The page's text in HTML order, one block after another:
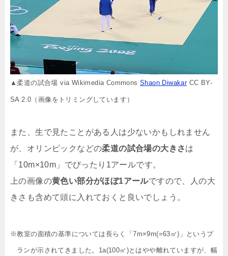
▲柔道の試合場 via Wikimedia Commons Shaon DiwakarCC BY-
SA 2.0（画像をトリミングしています）
また、生で見たことがある人は少ないかもしれません
が、オリンピックなどの柔道の試合場の大きさは
「10m×10m」でぴったり1アールです。
上の画像の黄色い部分がほぼ1アールですので、人の大
きさも含めて頭に入れておくと良いでしょう。
※教室の面積の基準については長らく「7m×9m(=63㎡)」というプ
ランが示されてきました。1a(100㎡)とはやや離れていますが、幅